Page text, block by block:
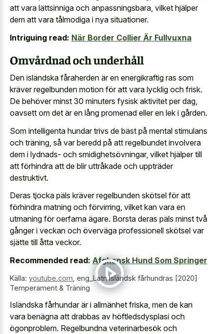
att vara lättsinniga och anpassningsbara, vilket hjälper
dem att vara tålmodiga i nya situationer.
Intriguing read: När Border Collier Är Fullvuxna
Omvårdnad och underhåll
Den isländska fåraherden är en energikraftig ras som
kräver regelbunden motion för att vara lycklig och frisk.
De behöver minst 30 minuters fysisk aktivitet per dag,
oavsett om det är en lång promenad eller en lek i gården.
Som intelligenta hundar trivs de bäst på mental stimulans
och träning, så var beredd på att regelbundet involvera
dem i lydnads- och smidighetsövningar, vilket hjälper till
att förhindra att de blir uttråkade och uppträder
destruktivt.
Deras tjocka päls kräver regelbunden skötsel för att
förhindra matning och förvirring, vilket kan vara en
utmaning för oerfarna ägare. Borsta deras päls minst två
gånger i veckan och överväga professionell skötsel var
sjätte till åtta veckor.
Recommended read: Afghansk Hund Som Springer
Källa: youtube.com eng_Latn Isländsk fårhundras [2020]
Temperament & Träning
Isländska fårhundar är i allmänhet friska, men de kan
vara benägna att drabbas av höftledsdysplasi och
ögonproblem. Regelbundna veterinärbesök och